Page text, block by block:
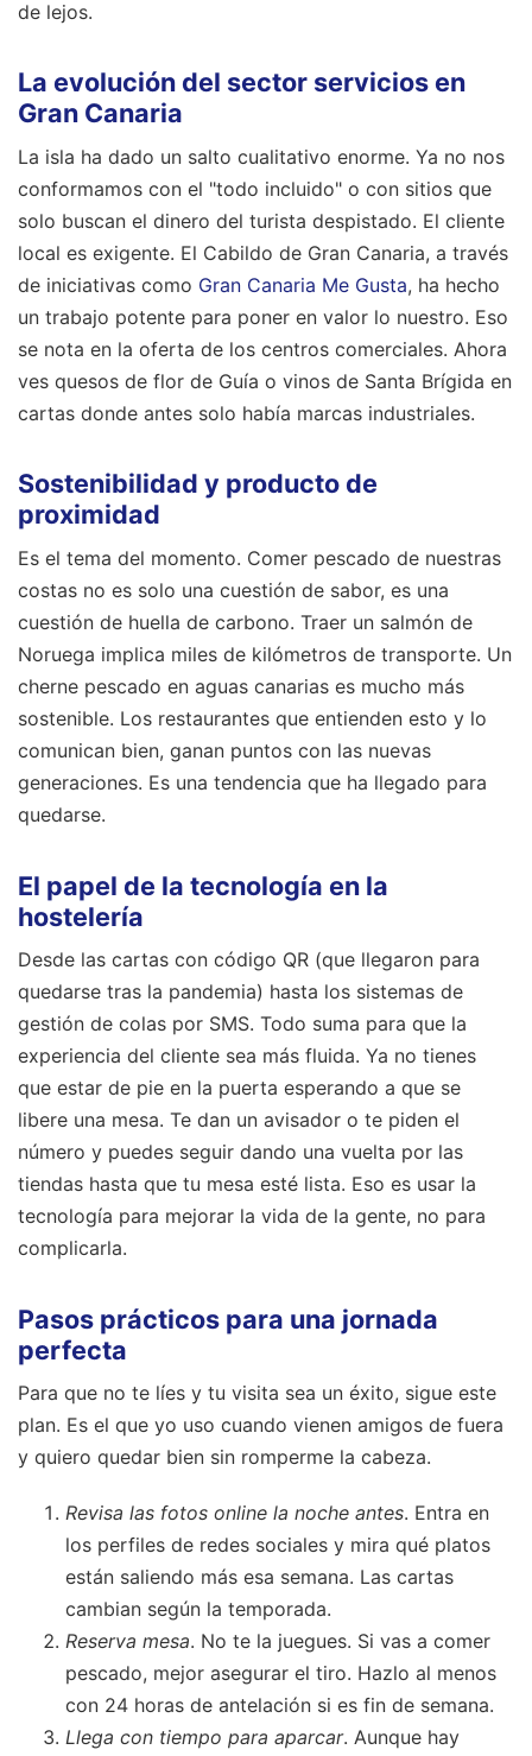
de lejos.
La evolución del sector servicios en
Gran Canaria
La isla ha dado un salto cualitativo enorme. Ya no nos
conformamos con el "todo incluido" o con sitios que
solo buscan el dinero del turista despistado. El cliente
local es exigente. El Cabildo de Gran Canaria, a través
de iniciativas como Gran Canaria Me Gusta, ha hecho
un trabajo potente para poner en valor lo nuestro. Eso
se nota en la oferta de los centros comerciales. Ahora
ves quesos de flor de Guía o vinos de Santa Brígida en
cartas donde antes solo había marcas industriales.
Sostenibilidad y producto de
proximidad
Es el tema del momento. Comer pescado de nuestras
costas no es solo una cuestión de sabor, es una
cuestión de huella de carbono. Traer un salmón de
Noruega implica miles de kilómetros de transporte. Un
cherne pescado en aguas canarias es mucho más
sostenible. Los restaurantes que entienden esto y lo
comunican bien, ganan puntos con las nuevas
generaciones. Es una tendencia que ha llegado para
quedarse.
El papel de la tecnología en la
hostelería
Desde las cartas con código QR (que llegaron para
quedarse tras la pandemia) hasta los sistemas de
gestión de colas por SMS. Todo suma para que la
experiencia del cliente sea más fluida. Ya no tienes
que estar de pie en la puerta esperando a que se
libere una mesa. Te dan un avisador o te piden el
número y puedes seguir dando una vuelta por las
tiendas hasta que tu mesa esté lista. Eso es usar la
tecnología para mejorar la vida de la gente, no para
complicarla.
Pasos prácticos para una jornada
perfecta
Para que no te líes y tu visita sea un éxito, sigue este
plan. Es el que yo uso cuando vienen amigos de fuera
y quiero quedar bien sin romperme la cabeza.
Revisa las fotos online la noche antes. Entra en
los perfiles de redes sociales y mira qué platos
están saliendo más esa semana. Las cartas
cambian según la temporada.
Reserva mesa. No te la juegues. Si vas a comer
pescado, mejor asegurar el tiro. Hazlo al menos
con 24 horas de antelación si es fin de semana.
Llega con tiempo para aparcar. Aunque hay